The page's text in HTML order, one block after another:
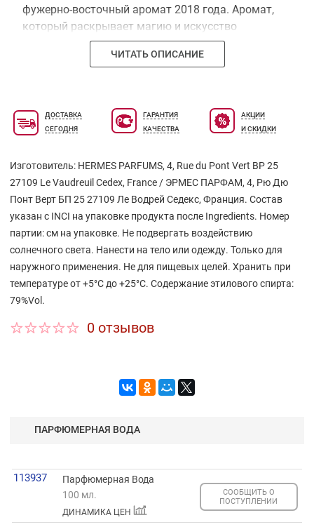
фужерно-восточный аромат 2018 года. Аромат,
который раскрывает магию и искусство
каллиграфии через сложное и утонченное
сочетание нот. Он дарит самые удивительные и
элегантным, и оставляет незабываемое
впечатление.
ЧИТАТЬ ОПИСАНИЕ
ДОСТАВКА
СЕГОДНЯ
ГАРАНТИЯ
КАЧЕСТВА
АКЦИИ
И СКИДКИ
Изготовитель: НERMES PARFUMS, 4, Rue du Pont Vert BP 25
27109 Le Vaudreuil Cedex, France / ЭРМЕС ПАРФАМ, 4, Рю Дю
Понт Верт БП 25 27109 Ле Водрей Седекс, Франция. Состав
указан с INCI на упаковке продукта после Ingredients. Номер
партии: см на упаковке. Не подвергать воздействию
солнечного света. Нанести на тело или одежду. Только для
наружного применения. Не для пищевых целей. Хранить при
температуре от +5°С до +25°C. Cодержание этилового спирта:
79%Vol.
0 отзывов
ПАРФЮМЕРНАЯ ВОДА
113937
Парфюмерная Вода
100 мл.
ДИНАМИКА ЦЕН
СООБЩИТЬ О
ПОСТУПЛЕНИИ